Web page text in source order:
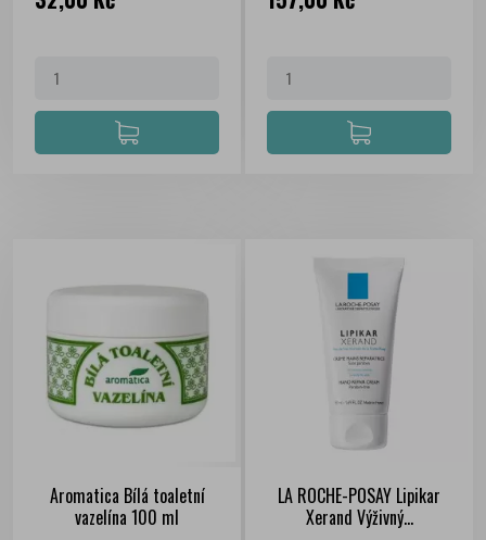
Aromatica Bílá toaletní
vazelína 100 ml
LA ROCHE-POSAY Lipikar
Xerand Výživný...